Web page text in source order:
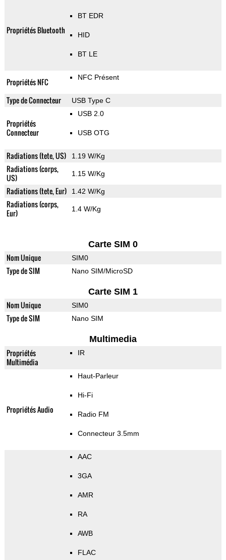
Propriétés Bluetooth
BT EDR
HID
BT LE
Propriétés NFC NFC Présent
Type de Connecteur USB Type C
Propriétés
Connecteur
USB 2.0
USB OTG
Radiations (tete, US) 1.19 W/Kg
Radiations (corps,
US)
1.15 W/Kg
Radiations (tete, Eur) 1.42 W/Kg
Radiations (corps,
Eur)
1.4 W/Kg
Carte SIM 0
Nom Unique SIM0
Type de SIM Nano SIM/MicroSD
Carte SIM 1
Nom Unique SIM0
Type de SIM Nano SIM
Multimedia
Propriétés
Multimédia
IR
Propriétés Audio
Haut-Parleur
Hi-Fi
Radio FM
Connecteur 3.5mm
AAC
3GA
AMR
RA
AWB
FLAC